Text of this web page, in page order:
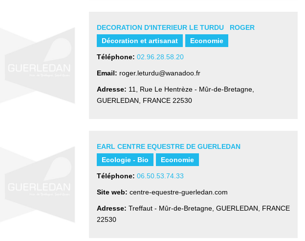
DECORATION D'INTERIEUR LE TURDU ROGER
Décoration et artisanat
Economie
Téléphone: 02.96.28.58.20
Email: roger.leturdu@wanadoo.fr
Adresse: 11, Rue Le Hentrèze - Mûr-de-Bretagne,
GUERLEDAN, FRANCE 22530
EARL CENTRE EQUESTRE DE GUERLEDAN
Ecologie - Bio
Economie
Téléphone: 06.50.53.74.33
Site web: centre-equestre-guerledan.com
Adresse: Treffaut - Mûr-de-Bretagne, GUERLEDAN, FRANCE
22530